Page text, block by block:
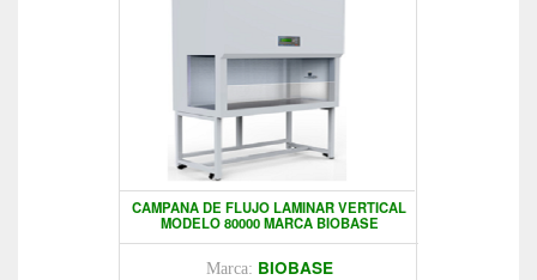
CAMPANA DE FLUJO LAMINAR VERTICAL
MODELO 80000 MARCA BIOBASE
Marca: BIOBASE